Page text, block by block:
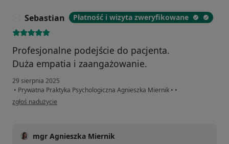
Sebastian Płatność i wizyta zweryfikowane
Profesjonalne podejście do pacjenta.
Duża empatia i zaangażowanie.
29 sierpnia 2025
• Prywatna Praktyka Psychologiczna Agnieszka Miernik • •
w opinii użytkownika Sebastian
zgłoś nadużycie
mgr Agnieszka Miernik